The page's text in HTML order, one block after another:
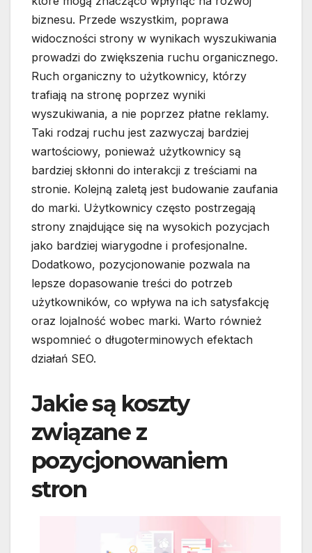
biznesu. Przede wszystkim, poprawa
widoczności strony w wynikach wyszukiwania
prowadzi do zwiększenia ruchu organicznego.
Ruch organiczny to użytkownicy, którzy
trafiają na stronę poprzez wyniki
wyszukiwania, a nie poprzez płatne reklamy.
Taki rodzaj ruchu jest zazwyczaj bardziej
wartościowy, ponieważ użytkownicy są
bardziej skłonni do interakcji z treściami na
stronie. Kolejną zaletą jest budowanie zaufania
do marki. Użytkownicy często postrzegają
strony znajdujące się na wysokich pozycjach
jako bardziej wiarygodne i profesjonalne.
Dodatkowo, pozycjonowanie pozwala na
lepsze dopasowanie treści do potrzeb
użytkowników, co wpływa na ich satysfakcję
oraz lojalność wobec marki. Warto również
wspomnieć o długoterminowych efektach
działań SEO.
Jakie są koszty
związane z
pozycjonowaniem
stron